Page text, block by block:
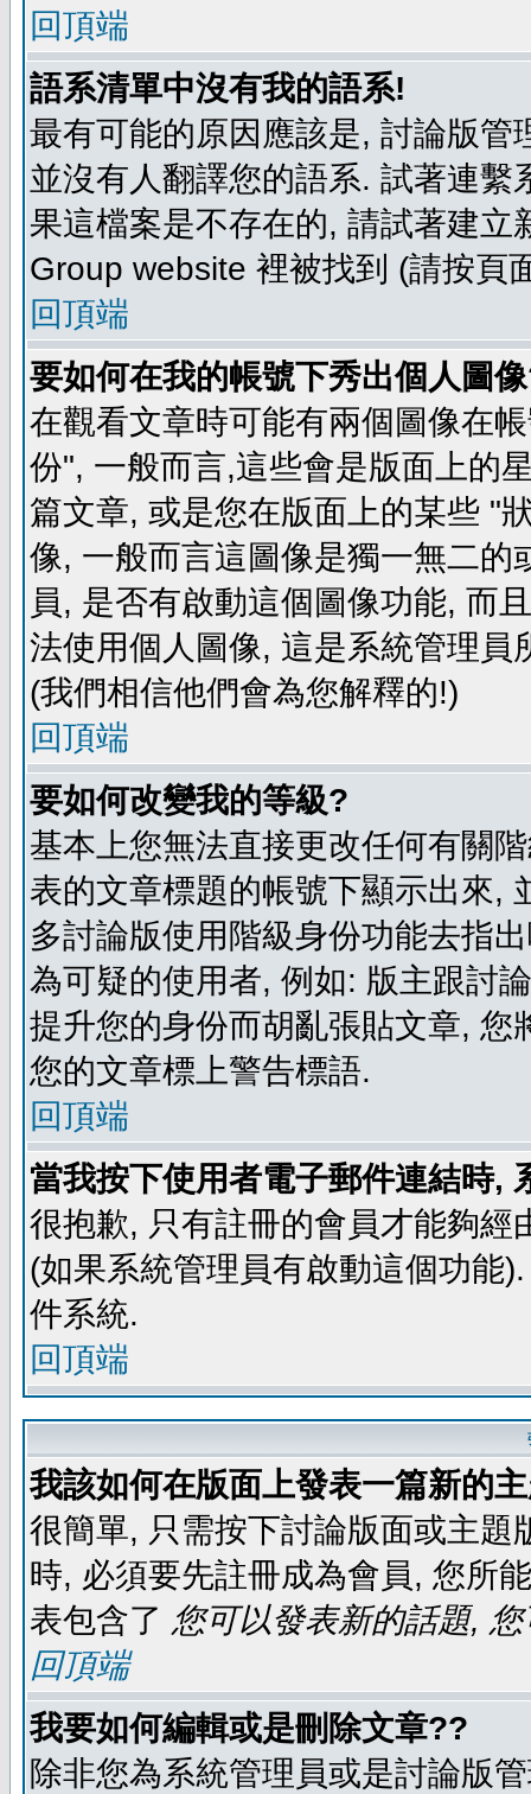
回頂端
語系清單中沒有我的語系!
最有可能的原因應該是, 討論版
並沒有人翻譯您的語系. 試著連
果這檔案是不存在的, 請試著建
Group website 裡被找到 (請按頁
回頂端
要如何在我的帳號下秀出個人圖
在觀看文章時可能有兩個圖像在
份", 一般而言,這些會是版面上的
篇文章, 或是您在版面上的某些 "
像, 一般而言這圖像是獨一無二
員, 是否有啟動這個圖像功能, 而
法使用個人圖像, 這是系統管理
(我們相信他們會為您解釋的!)
回頂端
要如何改變我的等級?
基本上您無法直接更改任何有關
表的文章標題的帳號下顯示出來,
多討論版使用階級身份功能去指
為可疑的使用者, 例如: 版主跟討
提升您的身份而胡亂張貼文章,
您的文章標上警告標語.
回頂端
當我按下使用者電子郵件連結時,
很抱歉, 只有註冊的會員才能夠
(如果系統管理員有啟動這個功能
件系統.
回頂端
我該如何在版面上發表一篇新的
很簡單, 只需按下討論版面或主
時, 必須要先註冊成為會員, 您所
表包含了 您可以發表新的話題,
回頂端
我要如何編輯或是刪除文章??
除非您為系統管理員或是討論版